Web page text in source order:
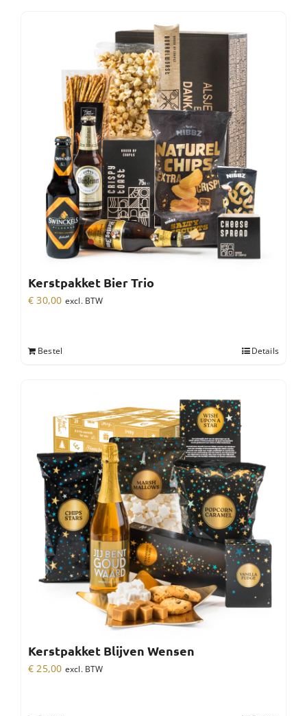
Kerstpakket Bier Trio
€ 30,00 excl. BTW
Bestel Details
Kerstpakket Blijven Wensen
€ 25,00 excl. BTW